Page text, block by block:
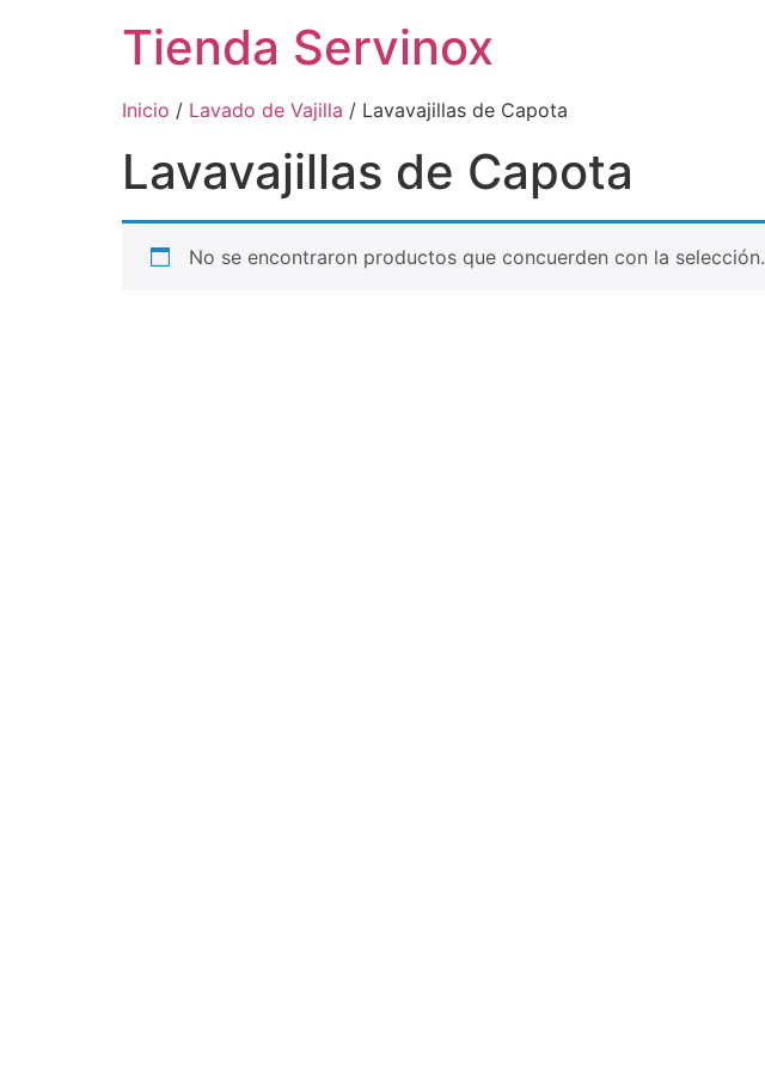
Tienda Servinox
Inicio / Lavado de Vajilla / Lavavajillas de Capota
Lavavajillas de Capota
No se encontraron productos que concuerden con la selección.